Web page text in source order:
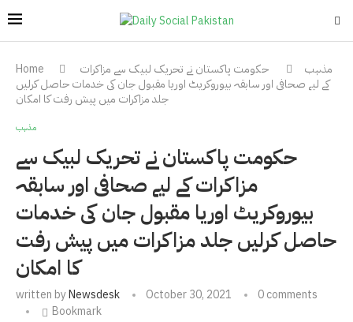
Home مذہب
حکومت پاکستان نے تحریک لبیک سے مزاکرات
کے لیے صحافی اور سابقہ بیوروکریٹ اوریا مقبول جان کی خدمات حاصل کرلیں
جلد مزاکرات میں پیش رفت کا امکان
مذہب
حکومت پاکستان نے تحریک لبیک سے
مزاکرات کے لیے صحافی اور سابقہ
بیوروکریٹ اوریا مقبول جان کی خدمات
حاصل کرلیں جلد مزاکرات میں پیش رفت
کا امکان
written byNewsdesk October 30, 2021
0 comments
Bookmark